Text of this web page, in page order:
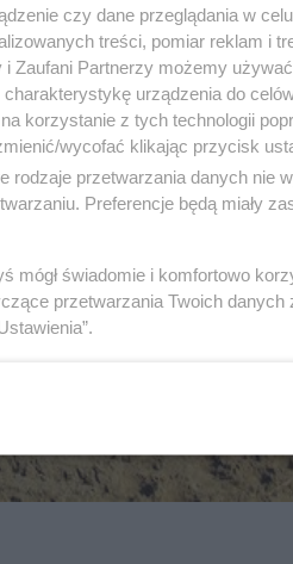
czy dane przeglądania w
treści, pomiar reklam i
Zaufani Partnerzy możemy
urządzenia do
korzystanie z tych technologii
wycofać klikając przycisk
rodzaje przetwarzania danych nie
Preferencje będą miały
mógł świadomie i komfortowo
przetwarzania Twoich danych